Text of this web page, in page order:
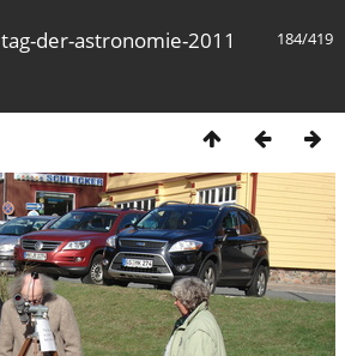
184/419
tag-der-astronomie-2011